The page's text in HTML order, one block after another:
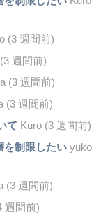
(3 週間前)
週間前)
(3 週間前)
(3 週間前)
て Kuro (3 週間前)
を制限したいyuko
(3 週間前)
週間前)